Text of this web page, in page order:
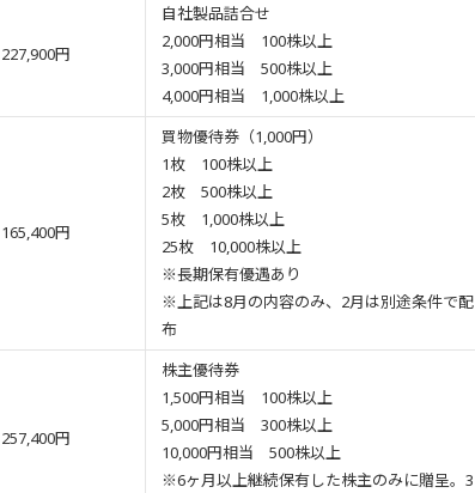
227,900円
自社製品詰合せ
2,000円相当 100株以上
3,000円相当 500株以上
4,000円相当 1,000株以上
165,400円
買物優待券（1,000円）
1枚 100株以上
2枚 500株以上
5枚 1,000株以上
25枚 10,000株以上
※長期保有優遇あり
※上記は8月の内容のみ、2月は別途条件で配
布
257,400円
株主優待券
1,500円相当 100株以上
5,000円相当 300株以上
10,000円相当 500株以上
※6ヶ月以上継続保有した株主のみに贈呈。3